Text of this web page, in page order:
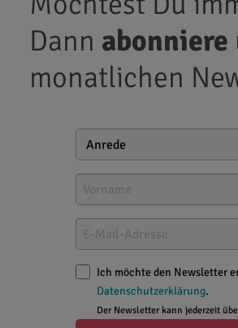
Dann abonniere
monatlichen
Ich möchte den Newsletter
Datenschutzerklärung.
Der Newsletter kann jederzeit